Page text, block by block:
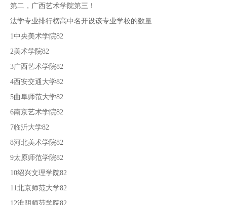
第二，广西艺术学院第三！
法学专业排行榜高中名开设该专业学校的数量
1中央美术学院82
2美术学院82
3广西艺术学院82
4西安交通大学82
5曲阜师范大学82
6南京艺术学院82
7临沂大学82
8河北美术学院82
9太原师范学院82
10绍兴文理学院82
11北京师范大学82
12淮阴师范学院82